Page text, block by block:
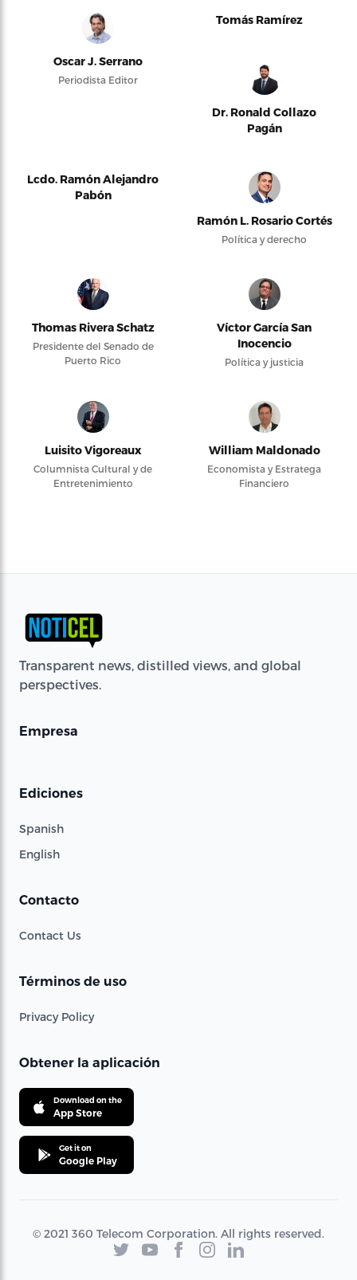
Oscar J. Serrano
Periodista Editor
Tomás Ramírez
Dr. Ronald Collazo
Pagán
Lcdo. Ramón Alejandro
Pabón
Ramón L. Rosario Cortés
Política y derecho
Thomas Rivera Schatz
Presidente del Senado de
Puerto Rico
Víctor García San
Inocencio
Política y justicia
Luisito Vigoreaux
Columnista Cultural y de
Entretenimiento
William Maldonado
Economista y Estratega
Financiero
Transparent news, distilled views, and global
perspectives.
Empresa
Ediciones
Spanish
English
Contacto
Contact Us
Términos de uso
Privacy Policy
Obtener la aplicación
Download on the
App Store
Get it on
Google Play
© 2021 360 Telecom Corporation. All rights reserved.